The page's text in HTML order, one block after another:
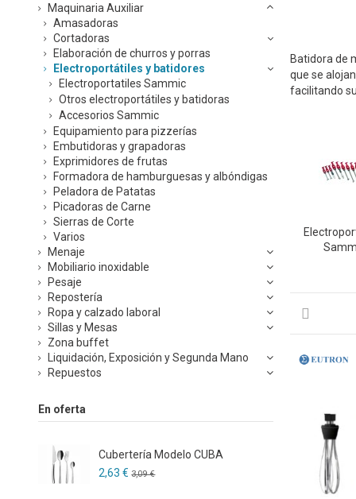
Batidora de
que se
facilitando
Maquinaria Auxiliar
Amasadoras
Cortadoras
Elaboración de churros y porras
Electroportátiles y batidores
Electroportatiles Sammic
Otros electroportátiles y batidoras
Accesorios Sammic
Equipamiento para pizzerías
Embutidoras y grapadoras
Exprimidores de frutas
Formadora de hamburguesas y albóndigas
Peladora de Patatas
Picadoras de Carne
Sierras de Corte
Varios
Menaje
Mobiliario inoxidable
Pesaje
Repostería
Ropa y calzado laboral
Sillas y Mesas
Zona buffet
Liquidación, Exposición y Segunda Mano
Repuestos
En oferta
Cubertería Modelo CUBA
2,63 € 3,09 €